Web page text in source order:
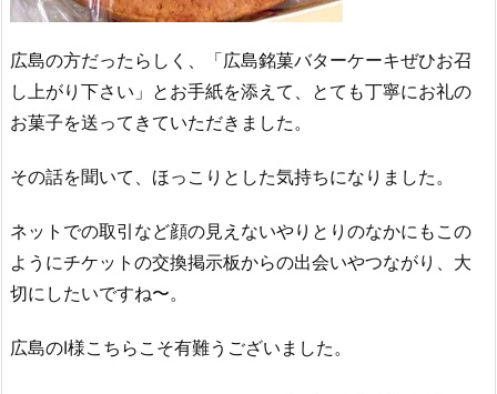
広島の方だったらしく、「広島銘菓バターケーキぜひお召
し上がり下さい」とお手紙を添えて、とても丁寧にお礼の
お菓子を送ってきていただきました。
その話を聞いて、ほっこりとした気持ちになりました。
ネットでの取引など顔の見えないやりとりのなかにもこの
ようにチケットの交換掲示板からの出会いやつながり、大
切にしたいですね〜。
広島のI様こちらこそ有難うございました。